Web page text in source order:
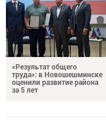
«Результат общего
труда»: в Новошешминске
оценили развитие района
за 5 лет